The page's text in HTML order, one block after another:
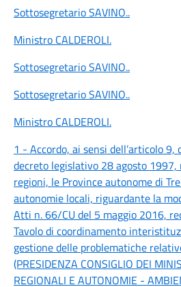
Sottosegretario SAVINO..
Ministro CALDEROLI.
Sottosegretario SAVINO..
Sottosegretario SAVINO..
Ministro CALDEROLI.
1 - Accordo, ai sensi dell’articolo
decreto legislativo 28 agosto
regioni, le Province autonome di
autonomie locali, riguardante la
Atti n. 66/CU del 5 maggio 2016,
Tavolo di coordinamento
gestione delle problematiche
(PRESIDENZA CONSIGLIO DEI
REGIONALI E AUTONOMIE -